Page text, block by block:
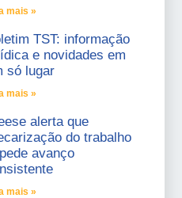
mais »
TST: informação
e novidades em
só lugar
mais »
alerta que
do trabalho
avanço
mais »